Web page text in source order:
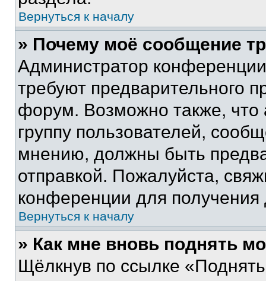
Вернуться к началу
» Почему моё сообщение
Администратор
требуют предварительного
форум. Возможно также, что
группу пользователей,
мнению, должны быть
отправкой. Пожалуйста,
конференции для
Вернуться к началу
» Как мне вновь поднять
Щёлкнув по ссылке